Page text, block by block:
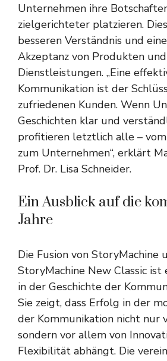
Unternehmen ihre
zielgerichteter platzieren.
besseren Verständnis und
Akzeptanz von Produkten und
Dienstleistungen. „Eine
Kommunikation ist der
zufriedenen Kunden. Wenn
Geschichten klar und
profitieren letztlich alle –
zum Unternehmen“, erklärt
Prof. Dr. Lisa Schneider.
Ein Ausblick auf die
Jahre
Die Fusion von StoryMachine
StoryMachine New Classic ist
in der Geschichte der
Sie zeigt, dass Erfolg in der
der Kommunikation nicht nur
sondern vor allem von
Flexibilität abhängt. Die